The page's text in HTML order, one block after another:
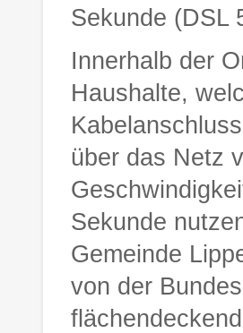
Sekunde (DSL
Innerhalb der
Haushalte,
über das Netz
Sekunde
Gemeinde
von der